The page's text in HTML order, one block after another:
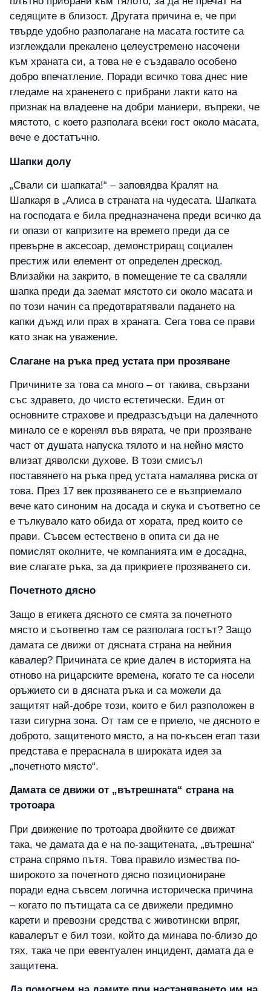
седящите в близост. Другата причина е, че при
твърде удобно разполагане на масата гостите са
изглеждали прекалено целеустремено насочени
към храната си, а това не е създавало особено
добро впечатление. Поради всичко това днес ние
гледаме на храненето с прибрани лакти като на
признак на владеене на добри маниери, въпреки, че
мястото, с което разполага всеки гост около масата,
вече е достатъчно.
Шапки долу
„Свали си шапката!“ – заповядва Кралят на
Шапкаря в „Алиса в страната на чудесата. Шапката
на господата е била предназначена преди всичко да
ги опази от капризите на времето преди да се
превърне в аксесоар, демонстриращ социален
престиж или елемент от определен дрескод.
Влизайки на закрито, в помещение те са сваляли
шапка преди да заемат мястото си около масата и
по този начин са предотвратявали падането на
капки дъжд или прах в храната. Сега това се прави
като знак на уважение.
Слагане на ръка пред устата при прозяване
Причините за това са много – от такива, свързани
със здравето, до чисто естетически. Един от
основните страхове и предразсъдъци на далечното
минало се е коренял във вярата, че при прозяване
част от душата напуска тялото и на нейно място
влизат дяволски духове. В този смисъл
поставянето на ръка пред устата намалява риска от
това. През 17 век прозяването се е възприемало
вече като синоним на досада и скука и съответно се
е тълкувало като обида от хората, пред които се
прави. Съвсем естествено в опита си да не
помислят околните, че компанията им е досадна,
вие слагате ръка, за да прикриете прозяването си.
Почетното дясно
Защо в етикета дясното се смята за почетното
място и съответно там се разполага гостът? Защо
дамата се движи от дясната страна на нейния
кавалер? Причината се крие далеч в историята на
отново на рицарските времена, когато те са носели
оръжието си в дясната ръка и са можели да
защитят най-добре този, които е бил разположен в
тази сигурна зона. От там се е приело, че дясното е
доброто, защитеното място, а на по-късен етап тази
представа е прераснала в широката идея за
„почетното място“.
Дамата се движи от „вътрешната“ страна на
тротоара
При движение по тротоара двойките се движат
така, че дамата да е на по-защитената, „вътрешна“
страна спрямо пътя. Това правило измества по-
широкото за почетното дясно позициониране
поради една съвсем логична историческа причина
– когато по пътищата са се движели предимно
карети и превозни средства с животински впряг,
кавалерът е бил този, който да минава по-близо до
тях, така че при евентуален инцидент, дамата да е
защитена.